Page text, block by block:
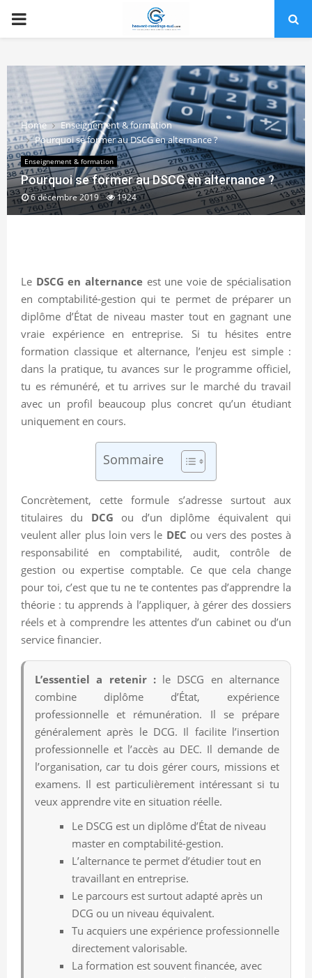
PRIMARY
Home
Enseignement & formation
Pourquoi se former au DSCG en alternance ?
Enseignement & formation
Pourquoi se former au DSCG en alternance ?
6 décembre 2019 1924
Le DSCG en alternanceest une voie de spécialisation
en comptabilité-gestion qui te permet de préparer un
diplôme d’État de niveau master tout en gagnant une
vraie expérience en entreprise. Si tu hésites entre
formation classique et alternance, l’enjeu est simple :
dans la pratique, tu avances sur le programme officiel,
tu es rémunéré, et tu arrives sur le marché du travail
avec un profil beaucoup plus concret qu’un étudiant
uniquement en cours.
Sommaire
Concrètement, cette formule s’adresse surtout aux
titulaires du DCG ou d’un diplôme équivalent qui
veulent aller plus loin vers le DEC ou vers des postes à
responsabilité en comptabilité, audit, contrôle de
gestion ou expertise comptable. Ce que cela change
pour toi, c’est que tu ne te contentes pas d’apprendre la
théorie : tu apprends à l’appliquer, à gérer des dossiers
réels et à comprendre les attentes d’un cabinet ou d’un
service financier.
L’essentiel a retenir :le DSCG en alternance
combine diplôme d’État, expérience
professionnelle et rémunération. Il se prépare
généralement après le DCG. Il facilite l’insertion
professionnelle et l’accès au DEC. Il demande de
l’organisation, car tu dois gérer cours, missions et
examens. Il est particulièrement intéressant si tu
veux apprendre vite en situation réelle.
Le DSCG est un diplôme d’État de niveau
master en comptabilité-gestion.
L’alternance te permet d’étudier tout en
travaillant en entreprise.
Le parcours est surtout adapté après un
DCG ou un niveau équivalent.
Tu acquiers une expérience professionnelle
directement valorisable.
La formation est souvent financée, avec